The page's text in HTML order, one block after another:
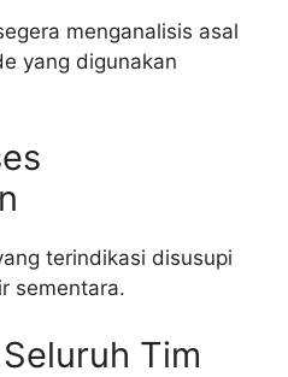
menganalisis asal
yang digunakan
terindikasi disusupi
sementara.
Tim